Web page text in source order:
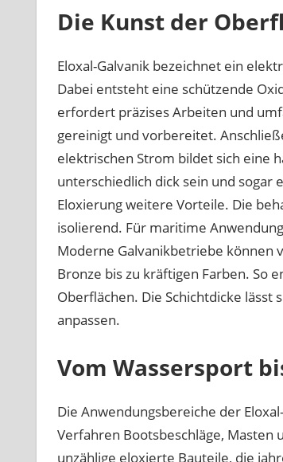
Die Kunst der
Eloxal-Galvanik bezeichnet ein
Dabei entsteht eine schützende
erfordert präzises Arbeiten und
gereinigt und vorbereitet.
elektrischen Strom bildet sich eine
unterschiedlich dick sein und
Eloxierung weitere Vorteile. Die
isolierend. Für maritime
Moderne Galvanikbetriebe können
Bronze bis zu kräftigen Farben. So
Oberflächen. Die Schichtdicke lässt
anpassen.
Vom Wassersport
Die Anwendungsbereiche der
Verfahren Bootsbeschläge, Masten
unzählige eloxierte Bauteile, die